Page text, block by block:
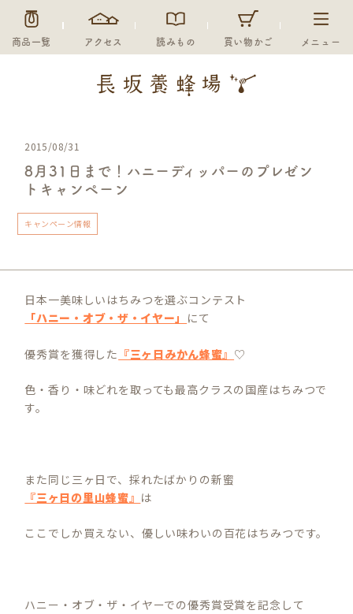
商品一覧 アクセス 読みもの 買い物かご メニュー
2015/08/31
8月31日まで！ハニーディッパーのプレゼン
トキャンペーン
キャンペーン情報
日本一美味しいはちみつを選ぶコンテスト
「ハニー・オブ・ザ・イヤー」 にて
優秀賞を獲得した 『三ヶ日みかん蜂蜜』 ♡
色・香り・味どれを取っても最高クラスの国産はちみつで
す。
また同じ三ヶ日で、採れたばかりの新蜜
『三ヶ日の里山蜂蜜』 は
ここでしか買えない、優しい味わいの百花はちみつです。
ハニー・オブ・ザ・イヤーでの優秀賞受賞を記念して